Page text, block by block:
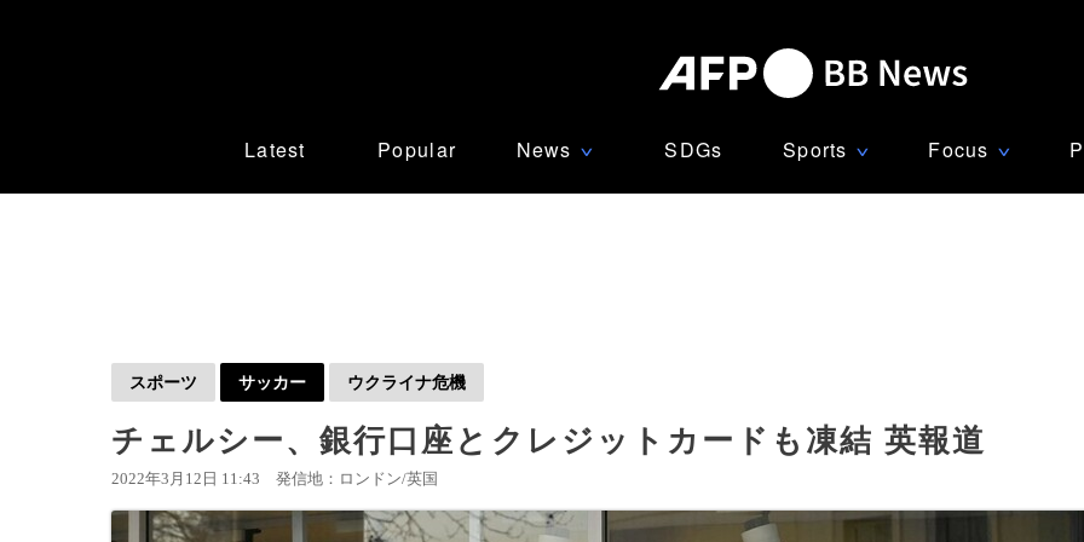
Latest Popular News ∨ SDGs Sports ∨ Focus ∨
スポーツ サッカー ウクライナ危機
チェルシー、銀行口座とクレジットカードも凍結 英報道
2022年3月12日 11:43 発信地：ロンドン/英国